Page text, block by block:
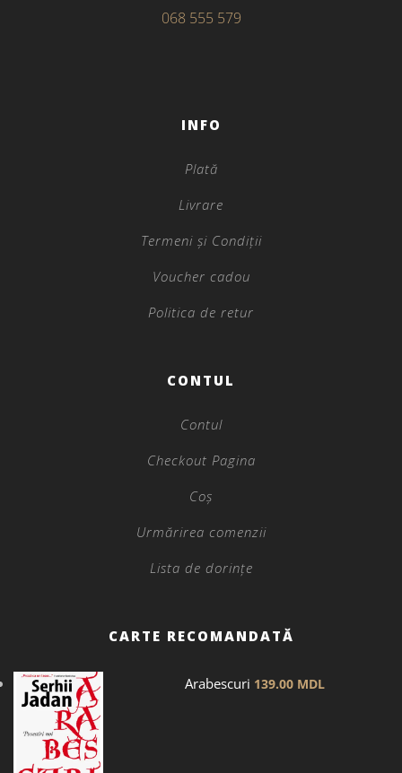
068 555 579
INFO
Plată
Livrare
Termeni și Condiții
Voucher cadou
Politica de retur
CONTUL
Contul
Checkout Pagina
Coș
Urmărirea comenzii
Lista de dorințe
CARTE RECOMANDATĂ
Arabescuri 139.00 MDL